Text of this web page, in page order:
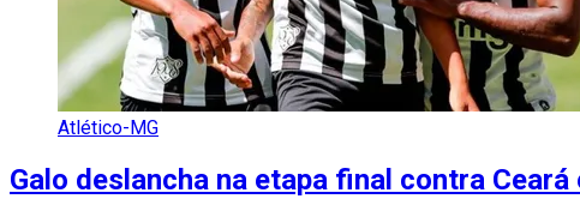
Atlético-MG
Galo deslancha na etapa final contra